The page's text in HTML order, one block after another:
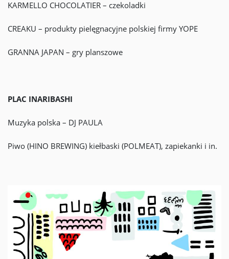
KARMELLO CHOCOLATIER – czekoladki
CREAKU – produkty pielęgnacyjne polskiej firmy YOPE
GRANNA JAPAN – gry planszowe
PLAC INARIBASHI
Muzyka polska – DJ PAULA
Piwo (HINO BREWING) kiełbaski (POLMEAT), zapiekanki i in.